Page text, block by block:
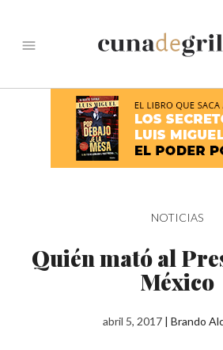
menu
NOTICIAS
Quién mató al
México
abril 5, 2017 | Brando